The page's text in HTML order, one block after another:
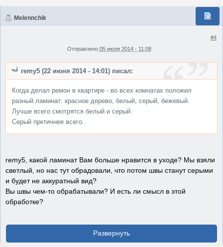
Melennchik
#4
Отправлено 05 июля 2014 - 11:08
remy5 (22 июня 2014 - 14:01) писал:
Когда делал ремон в квартире - во всех комнатах положил
разный ламинат: красное дерево, белый, серый, бежевый.
Лучше всего смотрятся белый и серый.
Серый прктичнее всего.
remy5, какой ламинат Вам больше нравится в уходе? Мы взяли
светлый, но нас тут обрадовали, что потом швы станут серыми
и будет не аккуратный вид?
Вы швы чем-то обрабатывали? И есть ли смысл в этой
обработке?